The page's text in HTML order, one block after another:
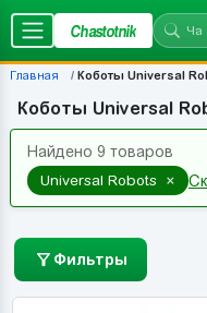
Chastotnik
Главная Коботы Universal
Коботы Universal
Найдено 9 товаров
Universal Robots ×
Фильтры